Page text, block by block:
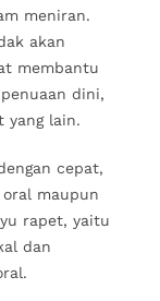
meniran.
akan
membantu
dini,
yang lain.
cepat,
maupun
rapet, yaitu
dan